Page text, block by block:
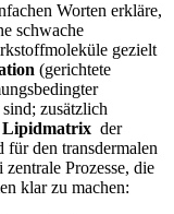
‍Worten erkläre,
schwache
‍gezielt
(gerichtete
zusätzlich
Lipidmatrix ​ der
für den transdermalen‍
Prozesse, die
klar zu ​machen: